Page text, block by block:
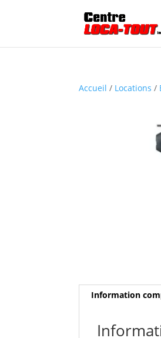
Accueil / Locations /
Information